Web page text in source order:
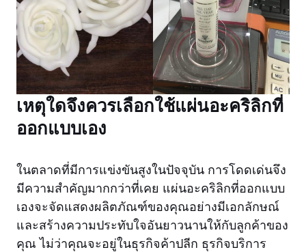
เหตุใดจึงควรเลือกใช้แผ่นอะคริลิกที่
ออกแบบเอง
ในตลาดที่มีการแข่งขันสูงในปัจจุบัน การโดดเด่นจึง
มีความสำคัญมากกว่าที่เคย แผ่นอะคริลิกที่ออกแบบ
เองจะจัดแสดงผลิตภัณฑ์ของคุณอย่างมีเอกลักษณ์
และสร้างความประทับใจอันยาวนานให้กับลูกค้าของ
คุณ ไม่ว่าคุณจะอยู่ในธุรกิจค้าปลีก ธุรกิจบริการ